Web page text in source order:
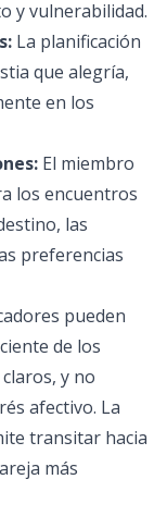
y vulnerabilidad.
La planificación
que alegría,
en los
El miembro
los encuentros
las
preferencias
pueden
de los
y no
afectivo. La
transitar hacia
más